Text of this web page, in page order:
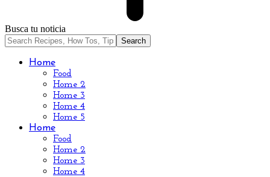
Busca tu noticia
Home
Food
Home 2
Home 3
Home 4
Home 5
Home
Food
Home 2
Home 3
Home 4